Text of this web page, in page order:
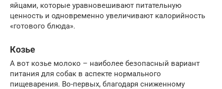
яйцами, которые уравновешивают питательную
ценность и одновременно увеличивают калорийность
«готового блюда».
Козье
А вот козье молоко – наиболее безопасный вариант
питания для собак в аспекте нормального
пищеварения. Во-первых, благодаря сниженному